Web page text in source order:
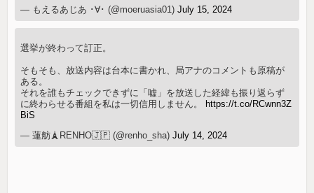
— もえるあじあ ･∀･ (@moeruasia01)July 15, 2024
選挙が終わって訂正。
そもそも、放送内容は台本に書かれ、局アナのコメントも原稿が
ある。
それを誰もチェックできずに「嘘」を放送した経緯も振り返らず
に終わらせる番組を私は一切信用しません。
https://t.co/RCwnn3Z
BiS
— 蓮舫🗼RENHO🇯🇵 (@renho_sha)July 14, 2024